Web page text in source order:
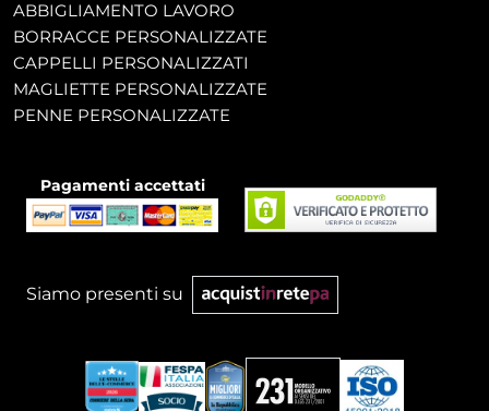
ABBIGLIAMENTO LAVORO
BORRACCE PERSONALIZZATE
CAPPELLI PERSONALIZZATI
MAGLIETTE PERSONALIZZATE
PENNE PERSONALIZZATE
Pagamenti accettati
Siamo presenti su